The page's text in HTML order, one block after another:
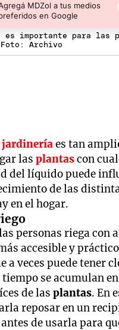
MDZol a tus medios
en Google
es importante para las
Archivo
jardineríaes tan
lasplantascon
del líquido puede
de las
en el hogar.
personas riega con
accesible y
a veces puede tener
tiempo se acumulan
de lasplantas. En
reposar en un
de usarla para